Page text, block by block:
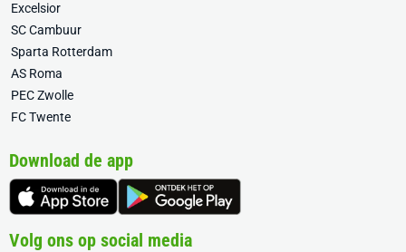
Excelsior
SC Cambuur
Sparta Rotterdam
AS Roma
PEC Zwolle
FC Twente
Download de app
Volg ons op social media